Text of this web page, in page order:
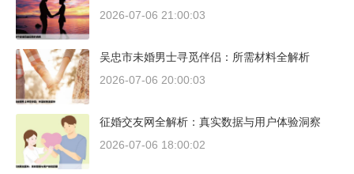
2026-07-06 21:00:03
吴忠市未婚男士寻觅伴侣：所需材料全解析
2026-07-06 20:00:03
征婚交友网全解析：真实数据与用户体验洞察
2026-07-06 18:00:02